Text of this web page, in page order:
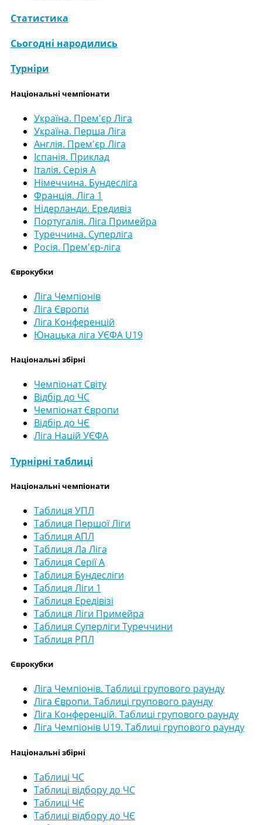
Статистика
Сьогодні народились
Турніри
Національні чемпіонати
Україна. Прем'єр Ліга
Україна. Перша Ліга
Англія. Прем'єр Ліга
Іспанія. Приклад
Італія. Серія А
Німеччина. Бундесліга
Франція. Ліга 1
Нідерланди. Ередивіз
Португалія. Ліга Примейра
Туреччина. Суперліга
Росія. Прем'єр-ліга
Єврокубки
Ліга Чемпіонів
Ліга Європи
Ліга Конференцій
Юнацька ліга УЄФА U19
Національні збірні
Чемпіонат Світу
Відбір до ЧС
Чемпіонат Європи
Відбір до ЧЄ
Ліга Націй УЄФА
Турнірні таблиці
Національні чемпіонати
Таблиця УПЛ
Таблиця Першої Ліги
Таблиця АПЛ
Таблиця Ла Ліга
Таблиця Серії А
Таблиця Бундесліги
Таблиця Ліги 1
Таблиця Ередівізі
Таблиця Ліги Примейра
Таблиця Суперліги Туреччини
Таблиця РПЛ
Єврокубки
Ліга Чемпіонів. Таблиці групового раунду
Ліга Європи. Таблиці групового раунду
Ліга Конференцій. Таблиці групового раунду
Ліга Чемпіонів U19. Таблиці групового раунду
Національні збірні
Таблиці ЧС
Таблиці відбору до ЧС
Таблиці ЧЄ
Таблиці відбору до ЧЄ